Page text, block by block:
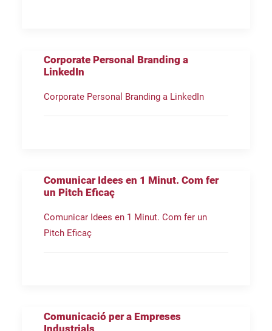
Corporate Personal Branding a
LinkedIn
Corporate Personal Branding a LinkedIn
Comunicar Idees en 1 Minut. Com fer
un Pitch Eficaç
Comunicar Idees en 1 Minut. Com fer un
Pitch Eficaç
Comunicació per a Empreses
Industrials